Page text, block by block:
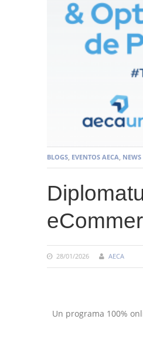
BLOGS, EVENTOS AECA, NEWS
28/01/2026 AECA
Un programa 100%